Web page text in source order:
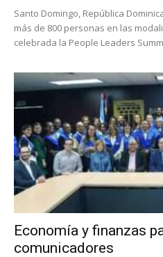
Santo Domingo, República
más de 800 personas en las
celebrada la People Leaders
Economía y finanzas
comunicadores